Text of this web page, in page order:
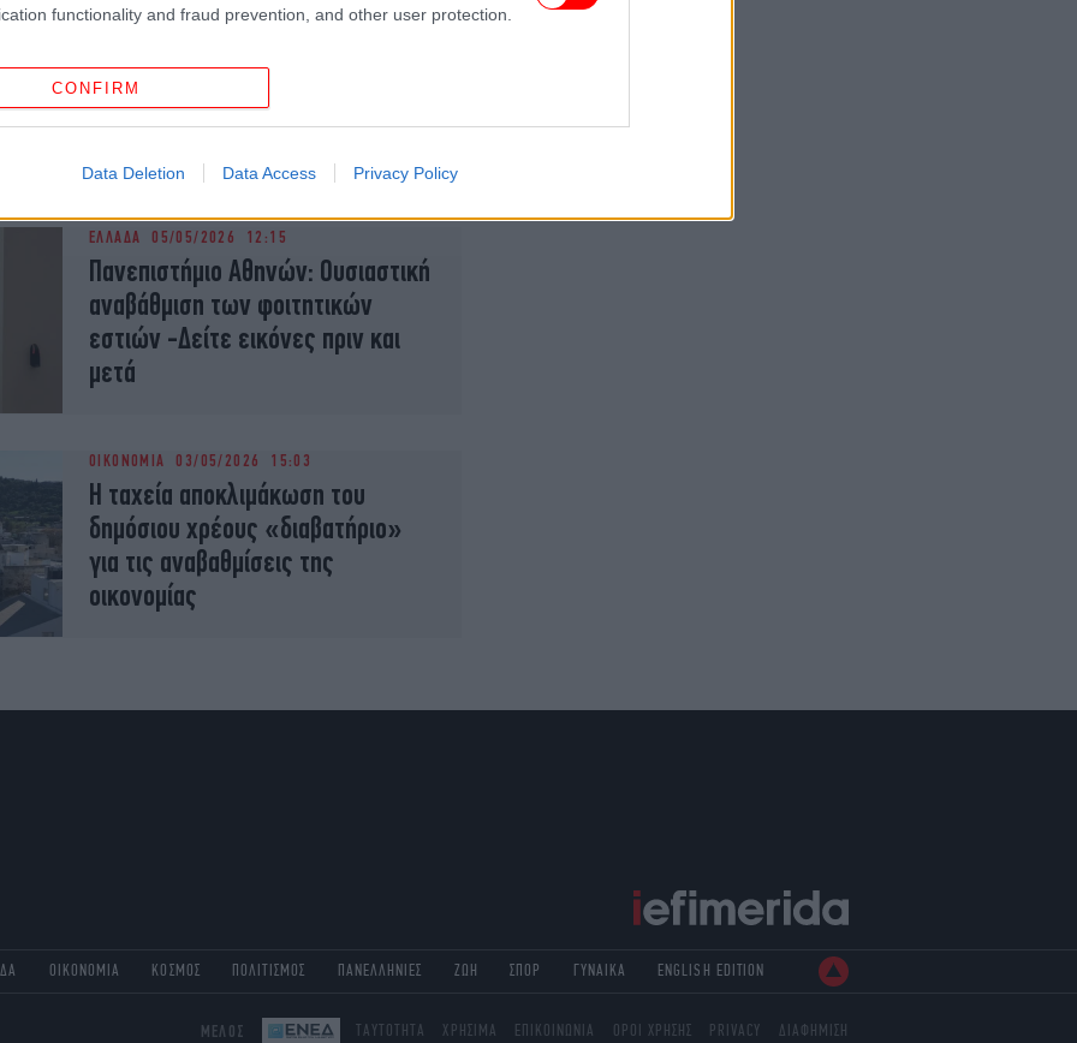
functionality and fraud prevention, and other user protection.
CONFIRM
Data Deletion Data Access Privacy Policy
Τέμπη: Αίτημα δύο οικογενειών
για αναβάθμιση κατηγορητηρίου
ΕΛΛΑΔΑ 05/05/2026 12:15
Πανεπιστήμιο Αθηνών: Ουσιαστική
αναβάθμιση των φοιτητικών
εστιών -Δείτε εικόνες πριν και
μετά
ΟΙΚΟΝΟΜΙΑ 03/05/2026 15:03
Η ταχεία αποκλιμάκωση του
δημόσιου χρέους «διαβατήριο»
για τις αναβαθμίσεις της
οικονομίας
ΟΙΚΟΝΟΜΙΑ ΚΟΣΜΟΣ ΠΟΛΙΤΙΣΜΟΣ ΠΑΝΕΛΛΗΝΙΕΣ ΖΩΗ ΣΠΟΡ ΓΥΝΑΙΚΑ ENGLISH EDITION
ΜΕΛΟΣ ΤΑΥΤΟΤΗΤΑ ΧΡΗΣΙΜΑ ΕΠΙΚΟΙΝΩΝΙΑ ΟΡΟΙ ΧΡΗΣΗΣ PRIVACY ΔΙΑΦΗΜΙΣΗ